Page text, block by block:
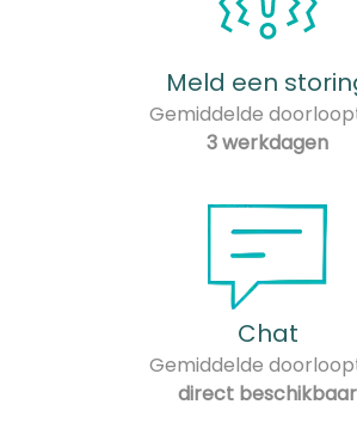
Meld een
Gemiddelde
3 werkdagen
Chat
Gemiddelde
direct beschikbaar